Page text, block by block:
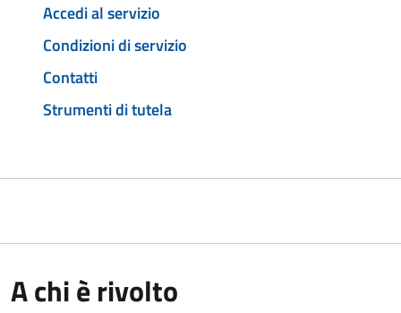
Accedi al servizio
Condizioni di servizio
Contatti
Strumenti di tutela
A chi è rivolto